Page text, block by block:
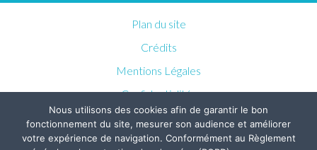
Plan du site
Crédits
Mentions Légales
Confidentialités
Nous utilisons des cookies afin de garantir le bon
fonctionnement du site, mesurer son audience et améliorer
votre expérience de navigation. Conformément au Règlement